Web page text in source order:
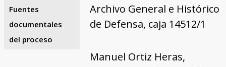
Fuentes
documentales
del proceso
Archivo General e Histórico
de Defensa, caja 14512/1
Manuel Ortiz Heras,